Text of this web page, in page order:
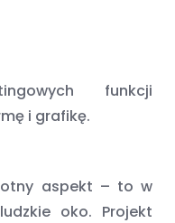
funkcji
i grafikę.
aspekt – to w
oko. Projekt